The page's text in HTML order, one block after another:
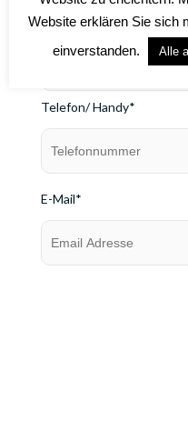
Kontaktname*
Telefon/ Handy*
E-Mail*
Website erklären Sie sich
einverstanden.
Alle